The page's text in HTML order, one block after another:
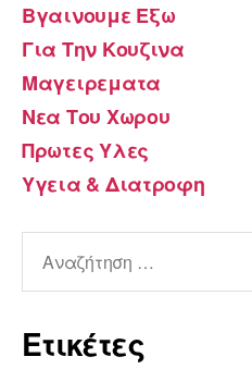
Βγαινουμε Εξω
Για Την Κουζινα
Μαγειρεματα
Νεα Του Χωρου
Πρωτες Υλες
Υγεια & Διατροφη
για:
Ετικέτες